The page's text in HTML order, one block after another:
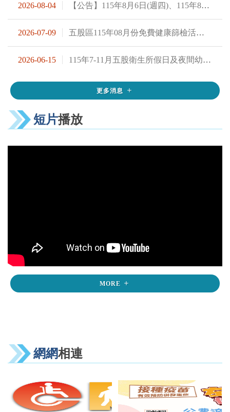
2026-08-04 【公告】115年8月6日(週四)、115年8月7日(週五)門診因張筱婉醫師休假由代診陳守堅醫師看診
2026-07-09 五股區115年08月份免費健康篩檢活動日期表
2026-06-15 115年7-11月五股衛生所假日及夜間幼兒預防接種時間
更多消息
短片播放
MORE
網網相連